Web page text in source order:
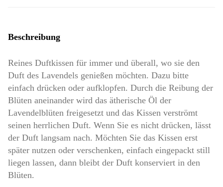
Beschreibung
Reines Duftkissen für immer und überall, wo sie den
Duft des Lavendels genießen möchten. Dazu bitte
einfach drücken oder aufklopfen. Durch die Reibung der
Blüten aneinander wird das ätherische Öl der
Lavendelblüten freigesetzt und das Kissen verströmt
seinen herrlichen Duft. Wenn Sie es nicht drücken, lässt
der Duft langsam nach. Möchten Sie das Kissen erst
später nutzen oder verschenken, einfach eingepackt still
liegen lassen, dann bleibt der Duft konserviert in den
Blüten.